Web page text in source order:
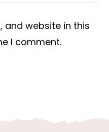
and website in this
I comment.